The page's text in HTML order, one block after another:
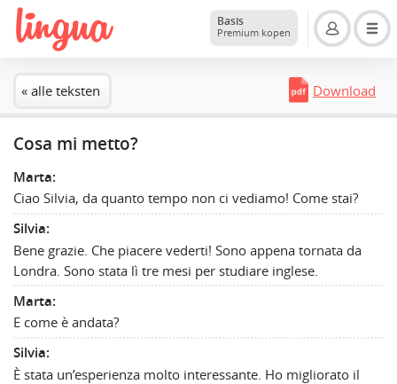
Basis
Premium kopen
« alle teksten Download
Cosa mi metto?
Marta:
Ciao Silvia, da quanto tempo non ci vediamo! Come stai?
Silvia:
Bene grazie. Che piacere vederti! Sono appena tornata da
Londra. Sono stata lì tre mesi per studiare inglese.
Marta:
E come è andata?
Silvia:
È stata un’esperienza molto interessante. Ho migliorato il